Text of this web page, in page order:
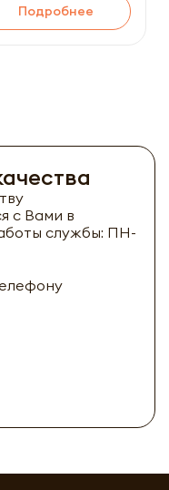
Подробнее
с Вами в
службы: ПН-